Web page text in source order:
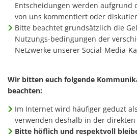
Entscheidungen werden aufgrund
von uns kommentiert oder
Bitte beachtet grundsätzlich die
Nutzungs-bedingungen der
Netzwerke unserer Social-Media-
Wir bitten euch folgende
beachten:
Im Internet wird häufiger geduzt
verwenden deshalb in der direkten
Bitte höflich und respektvoll